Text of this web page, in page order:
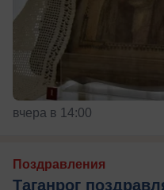
вчера в 14:00
Поздравления
Таганрог